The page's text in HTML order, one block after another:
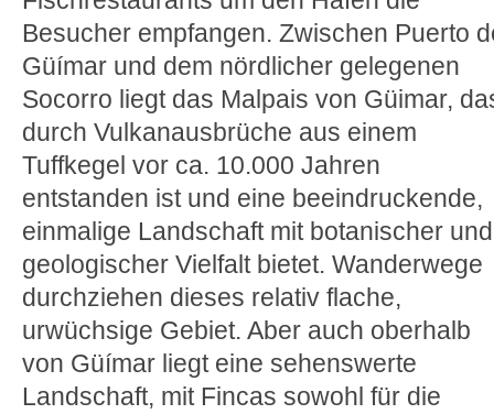
Besucher empfangen. Zwischen Puerto
Güímar und dem nördlicher gelegenen
Socorro liegt das Malpais von Güimar,
durch Vulkanausbrüche aus einem
Tuffkegel vor ca. 10.000 Jahren
entstanden ist und eine beeindruckende,
einmalige Landschaft mit botanischer und
geologischer Vielfalt bietet. Wanderwege
durchziehen dieses relativ flache,
urwüchsige Gebiet. Aber auch oberhalb
von Güímar liegt eine sehenswerte
Landschaft, mit Fincas sowohl für die